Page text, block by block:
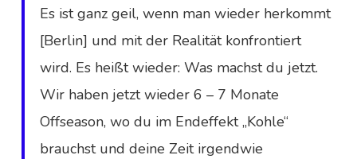
Es ist ganz geil, wenn man wieder herkommt
[Berlin] und mit der Realität konfrontiert
wird. Es heißt wieder: Was machst du jetzt.
Wir haben jetzt wieder 6 – 7 Monate
Offseason, wo du im Endeffekt „Kohle“
brauchst und deine Zeit irgendwie